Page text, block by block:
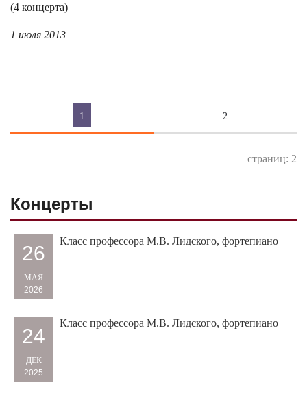
(4 концерта)
1 июля 2013
1 2
страниц: 2
Концерты
26
МАЯ
2026
Класс профессора М.В. Лидского, фортепиано
24
ДЕК
2025
Класс профессора М.В. Лидского, фортепиано